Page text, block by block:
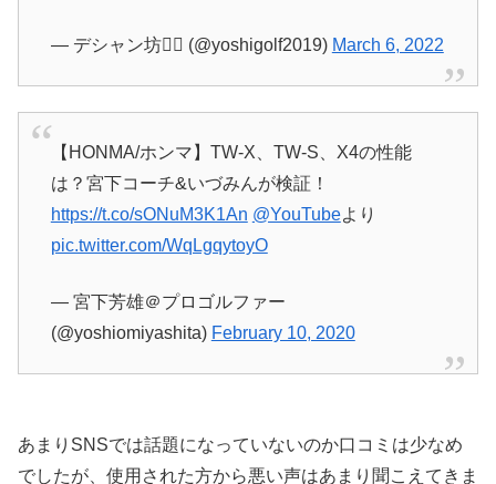
— デシャン坊🏌️‍♂️ (@yoshigolf2019) March 6, 2022
【HONMA/ホンマ】TW-X、TW-S、X4の性能
は？宮下コーチ&いづみんが検証！
https://t.co/sONuM3K1An @YouTubeより
pic.twitter.com/WqLgqytoyO
— 宮下芳雄＠プロゴルファー
(@yoshiomiyashita) February 10, 2020
あまりSNSでは話題になっていないのか口コミは少なめ
でしたが、使用された方から悪い声はあまり聞こえてきま